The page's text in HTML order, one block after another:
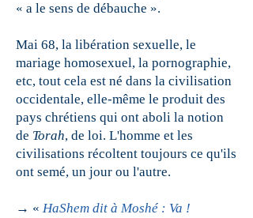
« a le sens de débauche ».
Mai 68, la libération sexuelle, le
mariage homosexuel, la pornographie,
etc, tout cela est né dans la civilisation
occidentale, elle-même le produit des
pays chrétiens qui ont aboli la notion
de Torah, de loi. L'homme et les
civilisations récoltent toujours ce qu'ils
ont semé, un jour ou l'autre.
→ « HaShem dit à Moshé : Va !